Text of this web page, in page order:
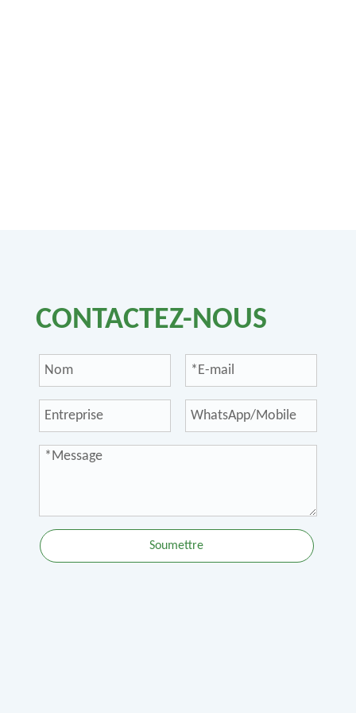
CONTACTEZ-NOUS
Soumettre